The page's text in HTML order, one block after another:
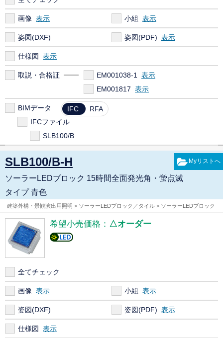
画像 小組
姿図(DXF) 姿図(PDF)
仕様図
取説・合格証
EM001038-1
EM001817
BIMデータ IFC
RFA
IFCファイル
SLB100/B
SLB100/B-H
ソーラーLEDブロック 15時間全面発光角・蛍点滅
タイプ 青色
建築外構・景観演出用照明 > ソーラーLEDブロック／タイル > ソーラーLEDブロック
希望小売価格： △オーダー
全てチェック
画像 小組
姿図(DXF) 姿図(PDF)
仕様図